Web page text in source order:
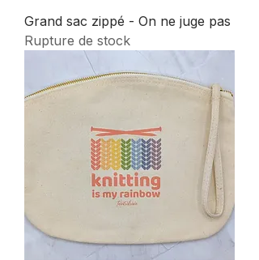
Grand sac zippé - On ne juge pas
Rupture de stock